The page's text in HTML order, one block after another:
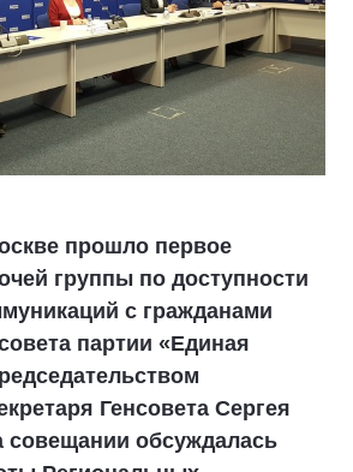
прошло первое
группы по доступности
с гражданами
партии «Единая
Генсовета Сергея
совещании обсуждалась